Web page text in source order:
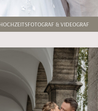
HOCHZEITSFOTOGRAF & VIDEOGRAF